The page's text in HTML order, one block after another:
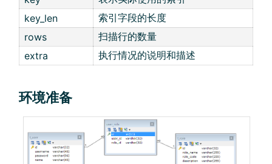
key_len
索引字段的长度
rows
扫描行的数量
extra
执行情况的说明和描述
环境准备